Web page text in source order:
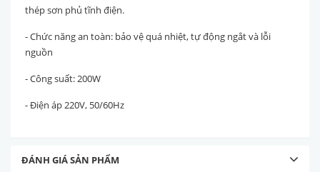
thép sơn phủ tĩnh điện.
- Chức năng an toàn: bảo vệ quá nhiệt, tự động ngắt và lỗi
nguồn
- Công suất: 200W
- Điện áp 220V, 50/60Hz
ĐÁNH GIÁ SẢN PHẨM